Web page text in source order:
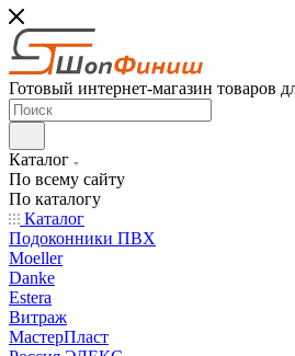
Готовый интернет-магазин товаров
Каталог
По всему сайту
По каталогу
Каталог
Подоконники ПВХ
Moeller
Danke
Estera
Витраж
МастерПласт